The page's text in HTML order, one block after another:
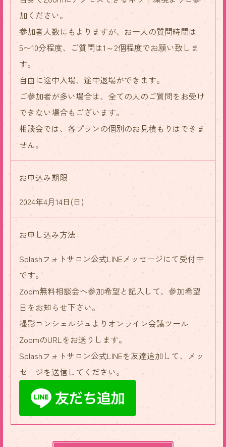
加ください。
参加者人数にもよりますが、お一人の質問時間は
5〜10分程度、ご質問は1～2個程度でお願い致しま
す。
自由に途中入場、途中退場ができます。
ご参加者が多い場合は、全ての人のご質問をお受け
できない場合もございます。
相談会では、各プランの個別のお見積もりはできま
せん。
お申込み期限
2024年4月14日(日)
お申し込み方法
Splashフォトサロン公式LINEメッセージにて受付中
です。
Zoom無料相談会へ参加希望と記入して、参加希望
日をお知らせ下さい。
撮影コンシェルジュよりオンライン会議ツール
ZoomのURLをお送りします。
Splashフォトサロン公式LINEを友達追加して、メッ
セージを送信してください。